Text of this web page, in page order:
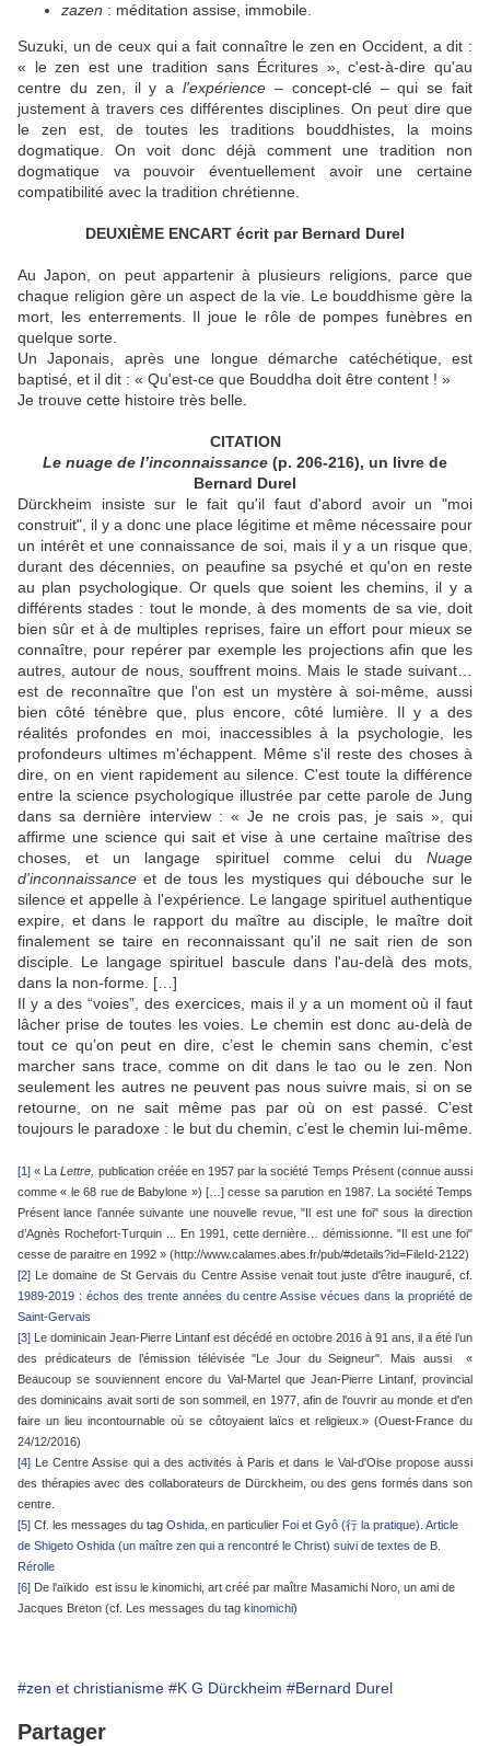
zazen : méditation assise, immobile.
Suzuki, un de ceux qui a fait connaître le zen en Occident, a dit :
« le zen est une tradition sans Écritures », c'est-à-dire qu'au
centre du zen, il y a l'expérience – concept-clé – qui se fait
justement à travers ces différentes disciplines. On peut dire que
le zen est, de toutes les traditions bouddhistes, la moins
dogmatique. On voit donc déjà comment une tradition non
dogmatique va pouvoir éventuellement avoir une certaine
compatibilité avec la tradition chrétienne.
DEUXIÈME ENCART écrit par Bernard Durel
Au Japon, on peut appartenir à plusieurs religions, parce que
chaque religion gère un aspect de la vie. Le bouddhisme gère la
mort, les enterrements. Il joue le rôle de pompes funèbres en
quelque sorte.
Un Japonais, après une longue démarche catéchétique, est
baptisé, et il dit : « Qu'est-ce que Bouddha doit être content ! »
Je trouve cette histoire très belle.
CITATION
Le nuage de l’inconnaissance (p. 206-216), un livre de
Bernard Durel
Dürckheim insiste sur le fait qu'il faut d'abord avoir un "moi
construit", il y a donc une place légitime et même nécessaire pour
un intérêt et une connaissance de soi, mais il y a un risque que,
durant des décennies, on peaufine sa psyché et qu'on en reste
au plan psychologique. Or quels que soient les chemins, il y a
différents stades : tout le monde, à des moments de sa vie, doit
bien sûr et à de multiples reprises, faire un effort pour mieux se
connaître, pour repérer par exemple les projections afin que les
autres, autour de nous, souffrent moins. Mais le stade suivant…
est de reconnaître que l'on est un mystère à soi-même, aussi
bien côté ténèbre que, plus encore, côté lumière. Il y a des
réalités profondes en moi, inaccessibles à la psychologie, les
profondeurs ultimes m'échappent. Même s'il reste des choses à
dire, on en vient rapidement au silence. C'est toute la différence
entre la science psychologique illustrée par cette parole de Jung
dans sa dernière interview : « Je ne crois pas, je sais », qui
affirme une science qui sait et vise à une certaine maîtrise des
choses, et un langage spirituel comme celui du Nuage
d'inconnaissance et de tous les mystiques qui débouche sur le
silence et appelle à l'expérience. Le langage spirituel authentique
expire, et dans le rapport du maître au disciple, le maître doit
finalement se taire en reconnaissant qu'il ne sait rien de son
disciple. Le langage spirituel bascule dans l'au-delà des mots,
dans la non-forme. […]
Il y a des “voies”, des exercices, mais il y a un moment où il faut
lâcher prise de toutes les voies. Le chemin est donc au-delà de
tout ce qu’on peut en dire, c’est le chemin sans chemin, c’est
marcher sans trace, comme on dit dans le tao ou le zen. Non
seulement les autres ne peuvent pas nous suivre mais, si on se
retourne, on ne sait même pas par où on est passé. C’est
toujours le paradoxe : le but du chemin, c’est le chemin lui-même.
[1] « LaLettre, publication créée en 1957 par la société Temps Présent (connue aussi
comme « le 68 rue de Babylone ») […] cesse sa parution en 1987. La société Temps
Présent lance l’année suivante une nouvelle revue, "Il est une foi" sous la direction
d’Agnès Rochefort-Turquin ... En 1991, cette dernière… démissionne. "Il est une foi"
cesse de paraitre en 1992 » (http://www.calames.abes.fr/pub/#details?id=FileId-2122)
[2] Le domaine de St Gervais du Centre Assise venait tout juste d'être inauguré, cf.
1989-2019 : échos des trente années du centre Assise vécues dans la propriété de
Saint-Gervais
[3] Le dominicain Jean-Pierre Lintanf est décédé en octobre 2016 à 91 ans, il a été l’un
des prédicateurs de l’émission télévisée "Le Jour du Seigneur". Mais aussi «
Beaucoup se souviennent encore du Val-Martel que Jean-Pierre Lintanf, provincial
des dominicains avait sorti de son sommeil, en 1977, afin de l'ouvrir au monde et d'en
faire un lieu incontournable où se côtoyaient laïcs et religieux.» (Ouest-France du
24/12/2016)
[4] Le Centre Assise qui a des activités à Paris et dans le Val-d'Oise propose aussi
des thérapies avec des collaborateurs de Dürckheim, ou des gens formés dans son
centre.
[5] Cf. les messages du tag Oshida , en particulier Foi et Gyô (行 la pratique). Article
de Shigeto Oshida (un maître zen qui a rencontré le Christ) suivi de textes de B.
Rérolle
[6] De l'aïkido est issu le kinomichi, art créé par maître Masamichi Noro, un ami de
Jacques Breton (cf. Les messages du tag kinomichi)
#zen et christianisme #K G Dürckheim #Bernard Durel
Partager